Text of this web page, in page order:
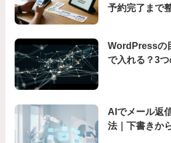
予約完了まで
WordPressの
で入れる？3
AIでメール返
法｜下書きか